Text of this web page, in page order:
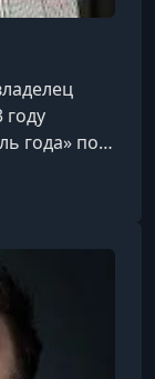
году
года» по